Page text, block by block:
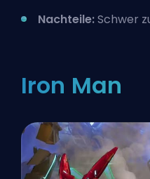
Nachteile:Schwer
Iron Man